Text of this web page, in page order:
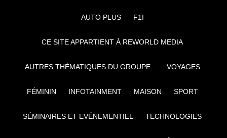
AUTO PLUS F1I
CE SITE APPARTIENT À REWORLD MEDIA
AUTRES THÉMATIQUES DU GROUPE : VOYAGES
FÉMININ INFOTAINMENT MAISON SPORT
SÉMINAIRES ET EVÉNEMENTIEL TECHNOLOGIES